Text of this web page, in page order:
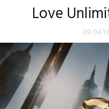
Love
09